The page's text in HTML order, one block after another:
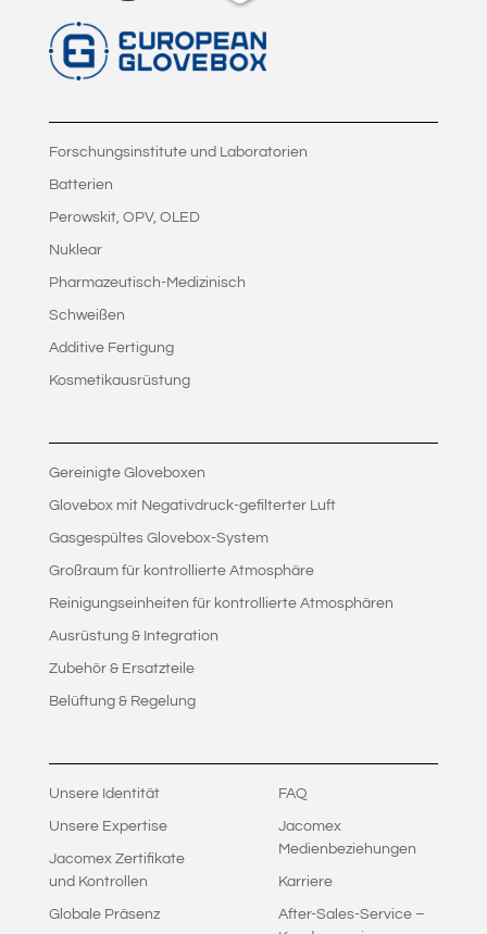
Forschungsinstitute und Laboratorien
Batterien
Perowskit, OPV, OLED
Nuklear
Pharmazeutisch-Medizinisch
Schweißen
Additive Fertigung
Kosmetikausrüstung
Gereinigte Gloveboxen
Glovebox mit Negativdruck-gefilterter Luft
Gasgespültes Glovebox-System
Großraum für kontrollierte Atmosphäre
Reinigungseinheiten für kontrollierte Atmosphären
Ausrüstung & Integration
Zubehör & Ersatzteile
Belüftung & Regelung
Unsere Identität
Unsere Expertise
Jacomex Zertifikate
und Kontrollen
Globale Präsenz
FAQ
Jacomex
Medienbeziehungen
Karriere
After-Sales-Service –